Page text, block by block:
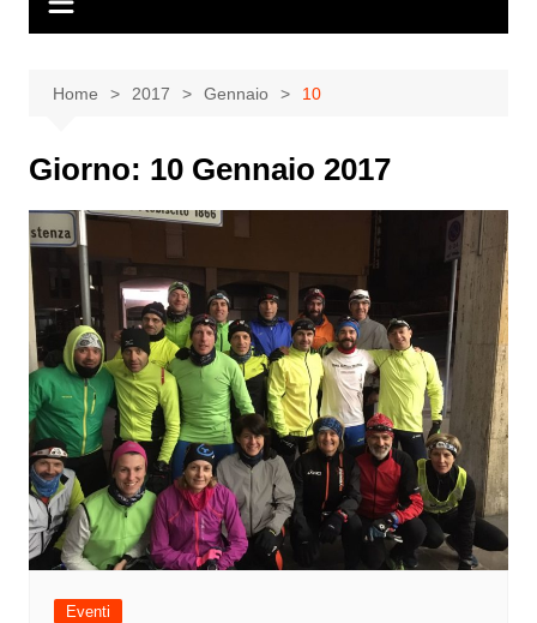
Home 2017 Gennaio 10
Giorno: 10 Gennaio 2017
Eventi